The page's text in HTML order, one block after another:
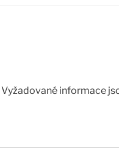
Vyžadované informace